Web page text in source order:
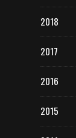
2018
2017
2016
2015